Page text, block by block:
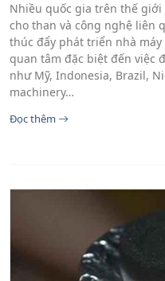
Nhiều quốc gia trên thế giới
cho than và công nghệ liên
thúc đẩy phát triển nhà máy
quan tâm đặc biệt đến việc
như Mỹ, Indonesia, Brazil,
machinery…
Đọc thêm